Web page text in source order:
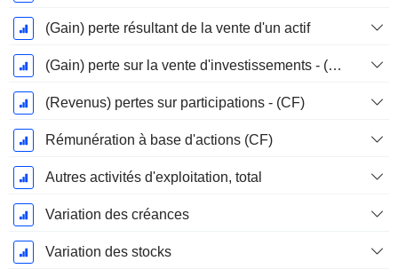
(Gain) perte résultant de la vente d'un actif
(Gain) perte sur la vente d'investissements - (CF)
(Revenus) pertes sur participations - (CF)
Rémunération à base d'actions (CF)
Autres activités d'exploitation, total
Variation des créances
Variation des stocks